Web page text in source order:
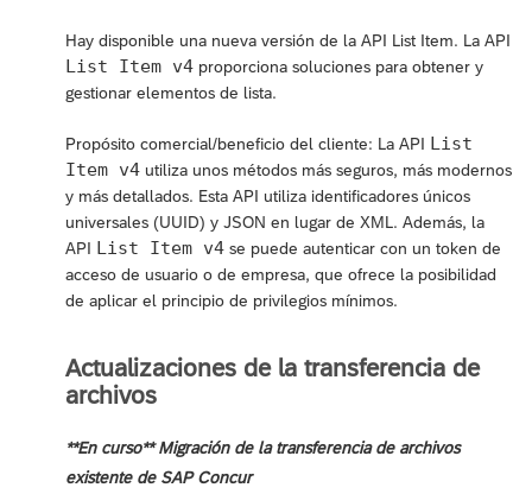
Hay disponible una nueva versión de la API List Item. La API
List Item v4 proporciona soluciones para obtener y
gestionar elementos de lista.
Propósito comercial/beneficio del cliente: La API List
Item v4 utiliza unos métodos más seguros, más modernos
y más detallados. Esta API utiliza identificadores únicos
universales (UUID) y JSON en lugar de XML. Además, la
API List Item v4 se puede autenticar con un token de
acceso de usuario o de empresa, que ofrece la posibilidad
de aplicar el principio de privilegios mínimos.
Actualizaciones de la transferencia de
archivos
**En curso** Migración de la transferencia de archivos
existente de SAP Concur